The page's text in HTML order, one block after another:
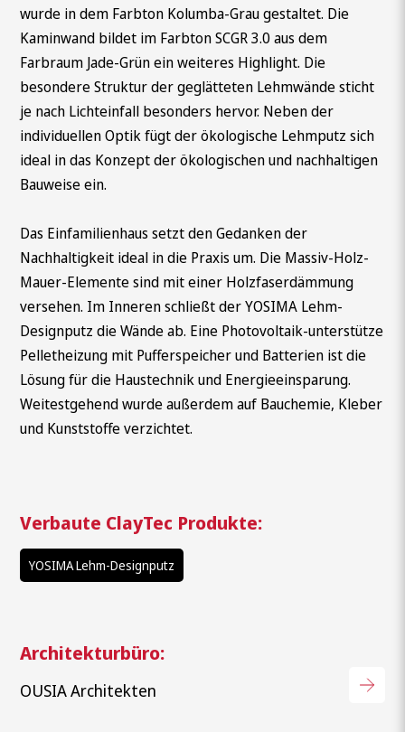
Verbaute ClayTec Produkte:
YOSIMA Lehm-Designputz
Architekturbüro:
OUSIA Architekten
wurde in dem Farbton Kolumba-Grau gestaltet. Die
Kaminwand bildet im Farbton SCGR 3.0 aus dem
Farbraum Jade-Grün ein weiteres Highlight. Die
besondere Struktur der geglätteten Lehmwände sticht
je nach Lichteinfall besonders hervor. Neben der
individuellen Optik fügt der ökologische Lehmputz sich
ideal in das Konzept der ökologischen und nachhaltigen
Bauweise ein.
Das Einfamilienhaus setzt den Gedanken der
Nachhaltigkeit ideal in die Praxis um. Die Massiv-Holz-
Mauer-Elemente sind mit einer Holzfaserdämmung
versehen. Im Inneren schließt der YOSIMA Lehm-
Designputz die Wände ab. Eine Photovoltaik-unterstütze
Pelletheizung mit Pufferspeicher und Batterien ist die
Lösung für die Haustechnik und Energieeinsparung.
Weitestgehend wurde außerdem auf Bauchemie, Kleber
und Kunststoffe verzichtet.